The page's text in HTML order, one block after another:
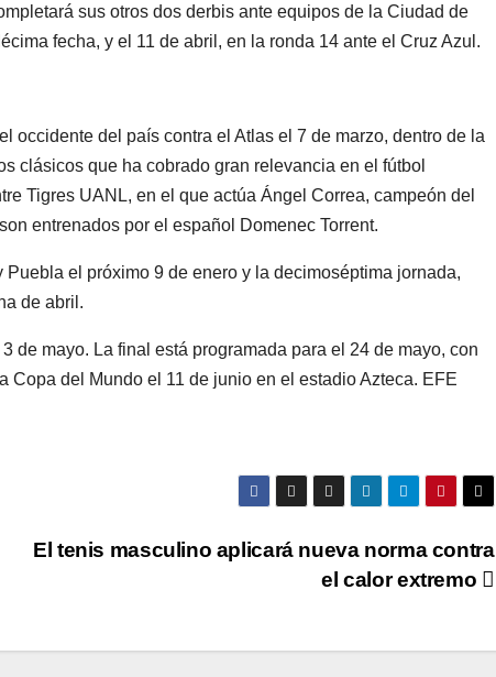
sus otros dos derbis ante equipos de la Ciudad de
fecha, y el 11 de abril, en la ronda 14 ante el Cruz Azul.
occidente del país contra el Atlas el 7 de marzo, dentro de la
clásicos que ha cobrado gran relevancia en el fútbol
Tigres UANL, en el que actúa Ángel Correa, campeón del
entrenados por el español Domenec Torrent.
el próximo 9 de enero y la decimoséptima jornada,
de abril.
de mayo. La final está programada para el 24 de mayo, con
del Mundo el 11 de junio en el estadio Azteca. EFE
El tenis masculino aplicará nueva norma contra
el calor extremo